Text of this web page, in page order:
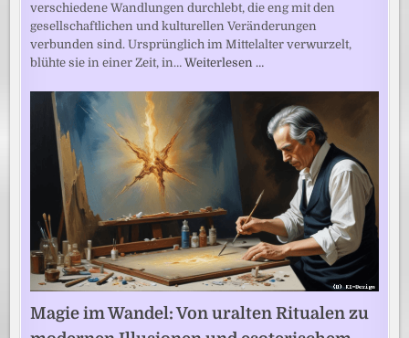
verschiedene Wandlungen durchlebt, die eng mit den
gesellschaftlichen und kulturellen Veränderungen
verbunden sind. Ursprünglich im Mittelalter verwurzelt,
blühte sie in einer Zeit, in…Weiterlesen …
Magie im Wandel: Von uralten Ritualen zu